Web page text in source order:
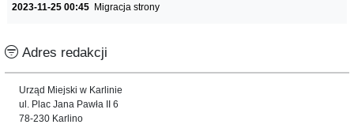
2023-11-25 00:45 Migracja strony
Adres redakcji
Urząd Miejski w Karlinie
ul. Plac Jana Pawła II 6
78-230 Karlino